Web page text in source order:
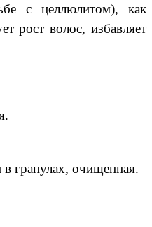
с целлюлитом), как
рост волос, избавляет
в гранулах, очищенная.